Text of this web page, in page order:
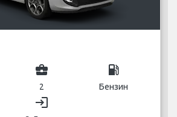
business_center
2
local_gas_station
Бензин
login